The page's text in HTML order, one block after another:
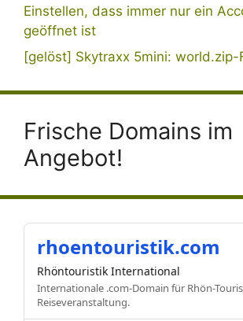
Einstellen, dass immer nur ein
geöffnet ist
[gelöst] Skytraxx 5mini: world.zip-
Frische Domains im
Angebot!
rhoentouristik.com
Rhöntouristik International
Internationale .com-Domain für Rhön-
Reiseveranstaltung.